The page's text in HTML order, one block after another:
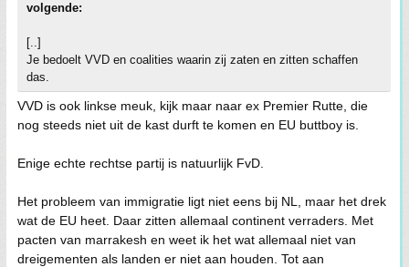
volgende:
[..]
Je bedoelt VVD en coalities waarin zij zaten en zitten schaffen
das.
VVD is ook linkse meuk, kijk maar naar ex Premier Rutte, die
nog steeds niet uit de kast durft te komen en EU buttboy is.
Enige echte rechtse partij is natuurlijk FvD.
Het probleem van immigratie ligt niet eens bij NL, maar het drek
wat de EU heet. Daar zitten allemaal continent verraders. Met
pacten van marrakesh en weet ik het wat allemaal niet van
dreigementen als landen er niet aan houden. Tot aan